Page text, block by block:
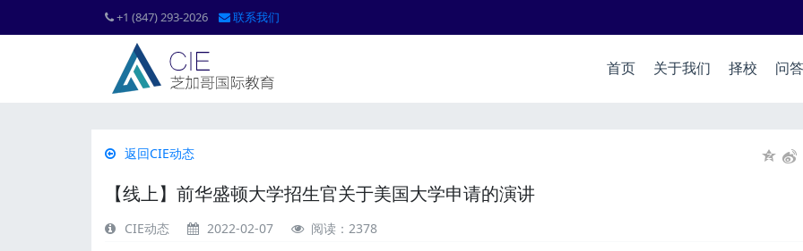
+1 (847) 293-2026 联系我们
首页 关于我们 择校 问答
返回CIE动态
【线上】前华盛顿大学招生官关于美国大学申请的演讲
CIE动态 2022-02-07 阅读：2378